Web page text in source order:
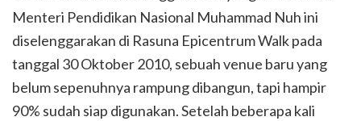
Menteri Pendidikan Nasional Muhammad Nuh ini
diselenggarakan di Rasuna Epicentrum Walk pada
tanggal 30 Oktober 2010, sebuah venue baru yang
belum sepenuhnya rampung dibangun, tapi hampir
90% sudah siap digunakan. Setelah beberapa kali